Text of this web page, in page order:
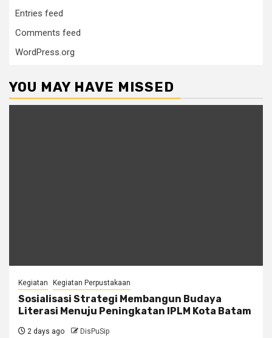
Entries feed
Comments feed
WordPress.org
YOU MAY HAVE MISSED
Kegiatan Kegiatan Perpustakaan
Sosialisasi Strategi Membangun Budaya
Literasi Menuju Peningkatan IPLM Kota Batam
2 days ago DisPuSip